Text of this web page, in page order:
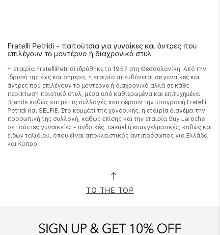
Fratelli Petridi - παπούτσια για γυναίκες και άντρες που
επιλέγουν το μοντέρνο ή διαχρονικό στυλ
Η εταιρία FratelliPetridi ιδρύθηκε το 1957 στη Θεσσαλονίκη. Από την
ίδρυσή της έως και σήμερα, η εταιρία απευθύνεται σε γυναίκες και
άντρες που επιλέγουν το μοντέρνο ή διαχρονικό αλλά σε κάθε
περίπτωση ποιοτικό στυλ, μέσα από καθιερωμένα και επιτυχημένα
Brands καθώς και με τις συλλογές που φέρουν την υπογραφή Fratelli
Petridi και SELFIE. Στο κομμάτι της χονδρικής, η εταιρία διανέμει την
προσωπική της συλλογή, καθώς επίσης και την εταιρία Guy Laroche
σε τσάντες γυναικείες - ανδρικές, casual ή επαγγελματικές, καθώς και
ειδών ταξιδίου, όπου είναι αποκλειστικός αντιπρόσωπος για Ελλάδα
και Κύπρο.
TO THE TOP